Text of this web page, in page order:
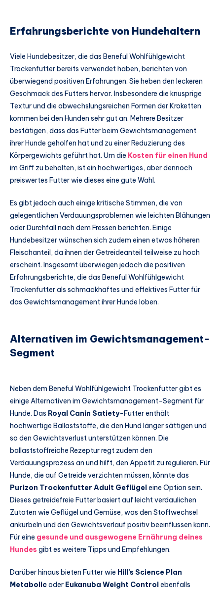
Erfahrungsberichte von Hundehaltern
Viele Hundebesitzer, die das Beneful Wohlfühlgewicht
Trockenfutter bereits verwendet haben, berichten von
überwiegend positiven Erfahrungen. Sie heben den leckeren
Geschmack des Futters hervor. Insbesondere die knusprige
Textur und die abwechslungsreichen Formen der Kroketten
kommen bei den Hunden sehr gut an. Mehrere Besitzer
bestätigen, dass das Futter beim Gewichtsmanagement
ihrer Hunde geholfen hat und zu einer Reduzierung des
Körpergewichts geführt hat. Um die Kosten für einen Hund
im Griff zu behalten, ist ein hochwertiges, aber dennoch
preiswertes Futter wie dieses eine gute Wahl.
Es gibt jedoch auch einige kritische Stimmen, die von
gelegentlichen Verdauungsproblemen wie leichten Blähungen
oder Durchfall nach dem Fressen berichten. Einige
Hundebesitzer wünschen sich zudem einen etwas höheren
Fleischanteil, da ihnen der Getreideanteil teilweise zu hoch
erscheint. Insgesamt überwiegen jedoch die positiven
Erfahrungsberichte, die das Beneful Wohlfühlgewicht
Trockenfutter als schmackhaftes und effektives Futter für
das Gewichtsmanagement ihrer Hunde loben.
Alternativen im Gewichtsmanagement-
Segment
Neben dem Beneful Wohlfühlgewicht Trockenfutter gibt es
einige Alternativen im Gewichtsmanagement-Segment für
Hunde. Das Royal Canin Satiety-Futter enthält
hochwertige Ballaststoffe, die den Hund länger sättigen und
so den Gewichtsverlust unterstützen können. Die
ballaststoffreiche Rezeptur regt zudem den
Verdauungsprozess an und hilft, den Appetit zu regulieren. Für
Hunde, die auf Getreide verzichten müssen, könnte das
Purizon Trockenfutter Adult Geflügel eine Option sein.
Dieses getreidefreie Futter basiert auf leicht verdaulichen
Zutaten wie Geflügel und Gemüse, was den Stoffwechsel
ankurbeln und den Gewichtsverlauf positiv beeinflussen kann.
Für eine gesunde und ausgewogene Ernährung deines
Hundes gibt es weitere Tipps und Empfehlungen.
Darüber hinaus bieten Futter wie Hill’s Science Plan
Metabolicoder Eukanuba Weight Controlebenfalls